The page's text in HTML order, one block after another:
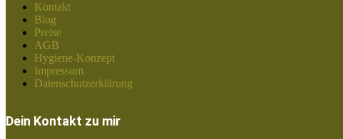
Kontakt
Blog
Preise
AGB
Hygiene-Konzept
Impressum
Datenschutzerklärung
Dein Kontakt zu mir